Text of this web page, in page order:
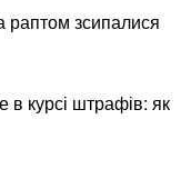
раптом зсипалися
в курсі штрафів: як